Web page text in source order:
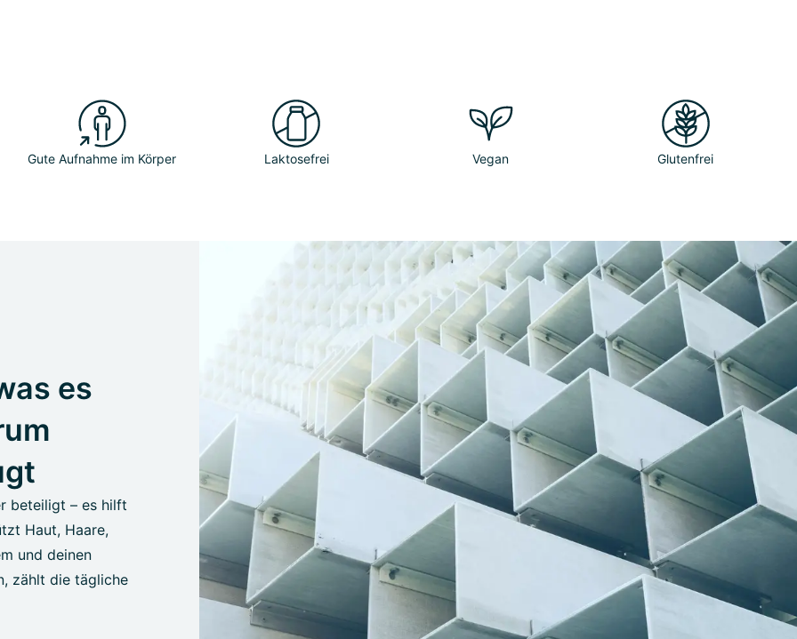
Gute Aufnahme im Körper Laktosefrei Vegan Glutenfrei
es
beteiligt – es hilft
Haut, Haare,
und deinen
zählt die tägliche